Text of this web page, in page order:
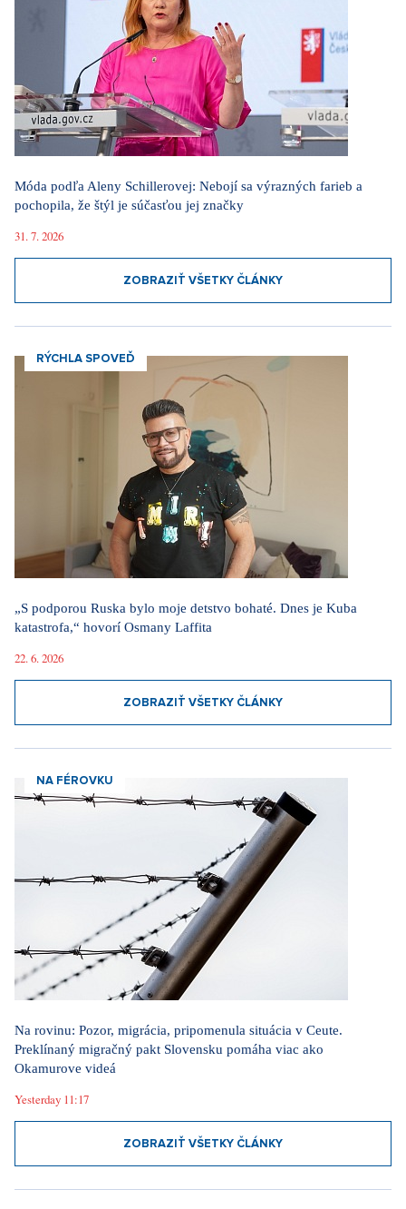
Móda podľa Aleny Schillerovej: Nebojí sa výrazných farieb a
pochopila, že štýl je súčasťou jej značky
31. 7. 2026
ZOBRAZIŤ VŠETKY ČLÁNKY
RÝCHLA SPOVEĎ
„S podporou Ruska bylo moje detstvo bohaté. Dnes je Kuba
katastrofa,“ hovorí Osmany Laffita
22. 6. 2026
ZOBRAZIŤ VŠETKY ČLÁNKY
NA FÉROVKU
Na rovinu: Pozor, migrácia, pripomenula situácia v Ceute.
Preklínaný migračný pakt Slovensku pomáha viac ako
Okamurove videá
Yesterday 11:17
ZOBRAZIŤ VŠETKY ČLÁNKY